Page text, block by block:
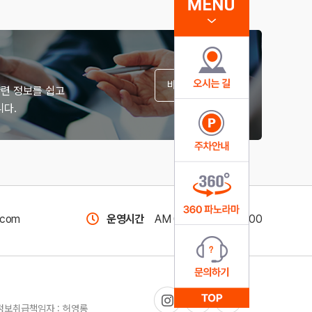
정보를 쉽고
다.
바로가기
운영시간 AM 09:00 ~ PM 18:00
취급책임자 : 허영롱